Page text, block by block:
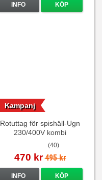
INFO KÖP
Rotuttag för spishäll-Ugn
230/400V kombi
(40)
Kampanj
470 kr 495 kr
INFO KÖP